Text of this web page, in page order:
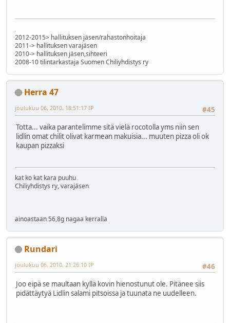
2012-2015> hallituksen jäsen/rahastonhoitaja
2011-> hallituksen varajäsen
2010-> hallituksen jäsen,sihteeri
2008-10 tilintarkastaja Suomen Chiliyhdistys ry
Herra 47
#45
joulukuu 06, 2010, 18:51:17 IP
Totta... vaika parantelimme sitä vielä rocotolla yms niin sen
lidlin omat chilit olivat karmean makuisia... muuten pizza oli ok
kaupan pizzaksi
kat ko kat kara puuhu
Chiliyhdistys ry, varajäsen
ainoastaan 56,8g nagaa kerralla
Rundari
#46
joulukuu 06, 2010, 21:26:10 IP
Joo eipä se maultaan kyllä kovin hienostunut ole. Pitänee siis
pidättäytyä Lidlin salami pitsoissa ja tuunata ne uudelleen.